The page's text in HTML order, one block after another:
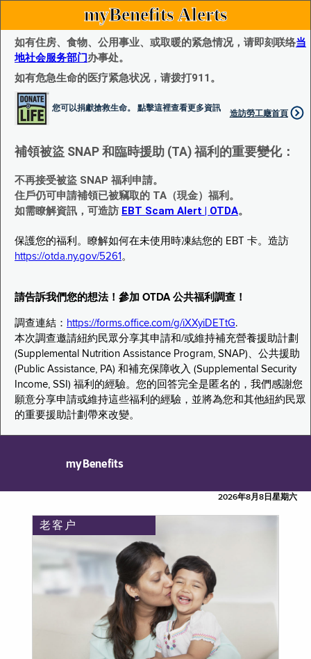
myBenefits Alerts
如有住房、食物、公用事业、或取暖的紧急情况，请即刻联络当
地社会服务部门办事处。
如有危急生命的医疗紧急状况，请拨打911。
您可以捐獻搶救生命。 點擊這裡查看更多資訊
造訪勞工廰首頁
補領被盜 SNAP 和臨時援助 (TA) 福利的重要變化：
不再接受被盜 SNAP 福利申請。
住戶仍可申請補領已被竊取的 TA（現金）福利。
如需瞭解資訊，可造訪 EBT Scam Alert | OTDA。
保護您的福利。瞭解如何在未使用時凍結您的 EBT 卡。造訪
https://otda.ny.gov/5261 。
請告訴我們您的想法！參加 OTDA 公共福利調查！
調查連結： https://forms.office.com/g/iXXyiDETtG.
本次調查邀請紐約民眾分享其申請和/或維持補充營養援助計劃
(Supplemental Nutrition Assistance Program, SNAP)、公共援助
(Public Assistance, PA) 和補充保障收入 (Supplemental Security
Income, SSI) 福利的經驗。您的回答完全是匿名的，我們感謝您
願意分享申請或維持這些福利的經驗，並將為您和其他紐約民眾
的重要援助計劃帶來改變。
myBenefits
2026年8月8日星期六
老客户